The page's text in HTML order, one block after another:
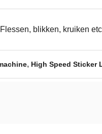
Flessen, blikken, kruiken
, High Speed Sticker